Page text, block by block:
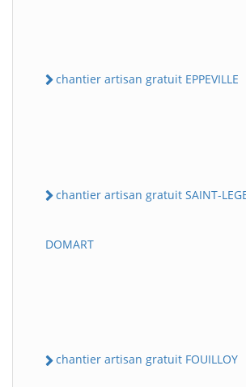
chantier artisan gratuit EPPEVILLE
chantier artisan gratuit SAINT-
DOMART
chantier artisan gratuit FOUILLOY